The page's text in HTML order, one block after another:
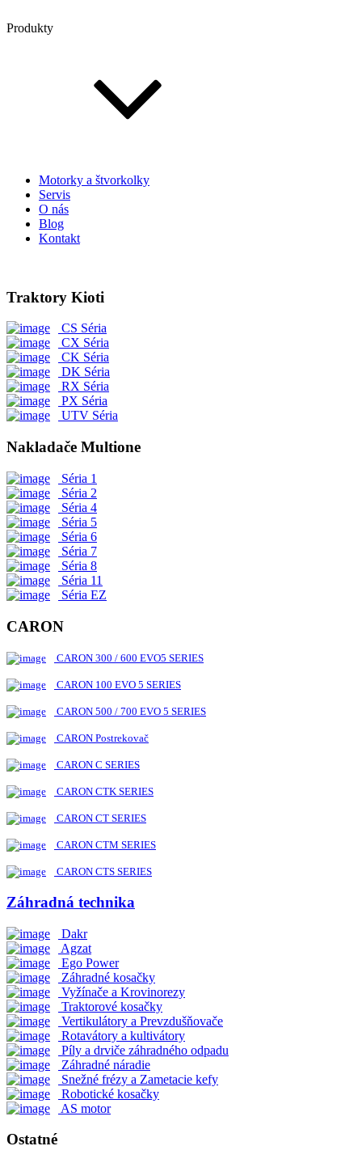
Produkty
Motorky a štvorkolky
Servis
O nás
Blog
Kontakt
Traktory Kioti
CS Séria
CX Séria
CK Séria
DK Séria
RX Séria
PX Séria
UTV Séria
Nakladače Multione
Séria 1
Séria 2
Séria 4
Séria 5
Séria 6
Séria 7
Séria 8
Séria 11
Séria EZ
CARON
CARON 300 / 600 EVO5 SERIES
CARON 100 EVO 5 SERIES
CARON 500 / 700 EVO 5 SERIES
CARON Postrekovač
CARON C SERIES
CARON CTK SERIES
CARON CT SERIES
CARON CTM SERIES
CARON CTS SERIES
Záhradná technika
Dakr
Agzat
Ego Power
Záhradné kosačky
Vyžínače a Krovinorezy
Traktorové kosačky
Vertikulátory a Prevzdušňovače
Rotavátory a kultivátory
Píly a drviče záhradného odpadu
Záhradné náradie
Snežné frézy a Zametacie kefy
Robotické kosačky
AS motor
Ostatné